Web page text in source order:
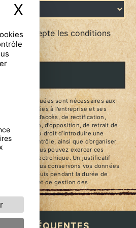
X Masquer le
j'accepte les conditions
**
communiquées sont nécessaires aux
sont destinées à l'entreprise et ses
de droits d’accès, de rectification,
de limitation, d’opposition, de retrait de
moment et du droit d’introduire une
de contrôle, ainsi que d’organiser
mortem. Vous pouvez exercer ces
courrier électronique. Un justificatif
Nous conservons vos données
de contact puis pendant la durée de
probatoires et de gestion des
FRÉQUENTES